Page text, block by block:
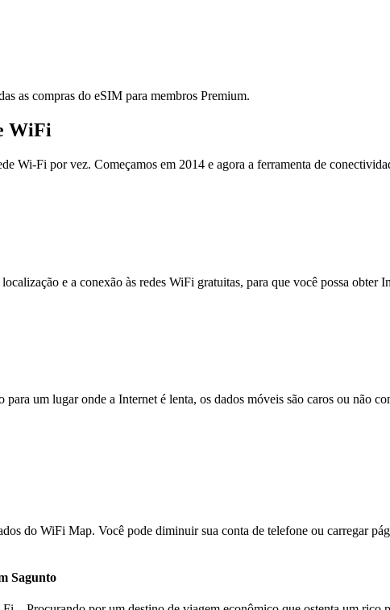
as compras do eSIM para membros Premium.
WiFi
Wi-Fi por vez. Começamos em 2014 e agora a ferramenta de
e a conexão às redes WiFi gratuitas, para que você possa obter
um lugar onde a Internet é lenta, os dados móveis são caros ou não
do WiFi Map. Você pode diminuir sua conta de telefone ou carregar
Sagunto